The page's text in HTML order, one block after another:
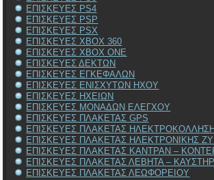
ΕΠΙΣΚΕΥΕΣ PS4
ΕΠΙΣΚΕΥΕΣ PSP
ΕΠΙΣΚΕΥΕΣ PSX
ΕΠΙΣΚΕΥΕΣ XBOX 360
ΕΠΙΣΚΕΥΕΣ XBOX ONE
ΕΠΙΣΚΕΥΕΣ ΔΕΚΤΩΝ
ΕΠΙΣΚΕΥΕΣ ΕΓΚΕΦΑΛΩΝ
ΕΠΙΣΚΕΥΕΣ ΕΝΙΣΧΥΤΩΝ ΗΧΟΥ
ΕΠΙΣΚΕΥΕΣ ΗΧΕΙΩΝ
ΕΠΙΣΚΕΥΕΣ ΜΟΝΑΔΩΝ ΕΛΕΓΧΟΥ
ΕΠΙΣΚΕΥΕΣ ΠΛΑΚΕΤΑΣ GPS
ΕΠΙΣΚΕΥΕΣ ΠΛΑΚΕΤΑΣ
ΕΠΙΣΚΕΥΕΣ ΠΛΑΚΕΤΑΣ ΗΛΕΚΤΡΟΝΙΚΗΣ
ΕΠΙΣΚΕΥΕΣ ΠΛΑΚΕΤΑΣ ΚΑΝΤΡΑΝ –
ΕΠΙΣΚΕΥΕΣ ΠΛΑΚΕΤΑΣ ΛΕΒΗΤΑ –
ΕΠΙΣΚΕΥΕΣ ΠΛΑΚΕΤΑΣ ΛΕΩΦΟΡΕΙΟΥ